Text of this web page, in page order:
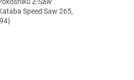
Speed Saw 265,